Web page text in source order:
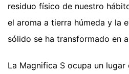
residuo físico de nuestro
el aroma a tierra húmeda y la
sólido se ha transformado en
La Magnifica S ocupa un